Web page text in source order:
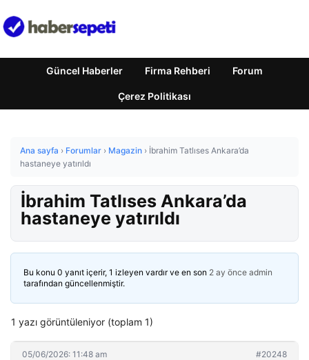
Güncel Haberler Firma Rehberi Forum
Çerez Politikası
Ana sayfa › Forumlar › Magazin › İbrahim Tatlıses Ankara’da
hastaneye yatırıldı
İbrahim Tatlıses Ankara’da
hastaneye yatırıldı
Bu konu 0 yanıt içerir, 1 izleyen vardır ve en son 2 ay önce admin
tarafından güncellenmiştir.
1 yazı görüntüleniyor (toplam 1)
05/06/2026: 11:48 am #20248